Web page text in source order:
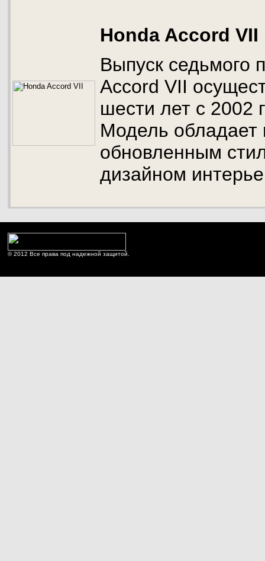
Honda Accord VII
Выпуск седьмого
Accord VII
шести лет с 2002
Модель обладает
обновленным
дизайном
© 2012 Все права под надежной защитой.